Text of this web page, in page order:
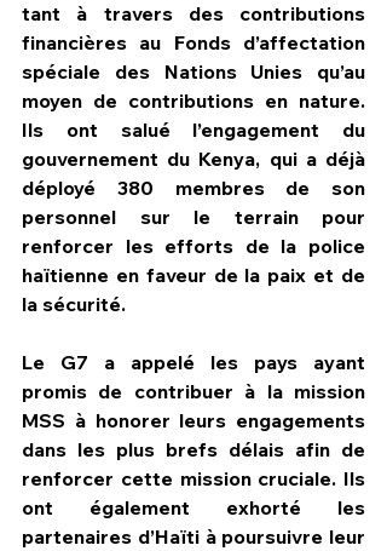
tant à travers des contributions
financières au Fonds d’affectation
spéciale des Nations Unies qu’au
moyen de contributions en nature.
Ils ont salué l’engagement du
gouvernement du Kenya, qui a déjà
déployé 380 membres de son
personnel sur le terrain pour
renforcer les efforts de la police
haïtienne en faveur de la paix et de
la sécurité.
Le G7 a appelé les pays ayant
promis de contribuer à la mission
MSS à honorer leurs engagements
dans les plus brefs délais afin de
renforcer cette mission cruciale. Ils
ont également exhorté les
partenaires d’Haïti à poursuivre leur